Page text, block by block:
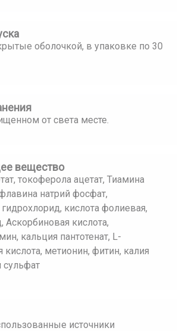
оболочкой, в упаковке по 30
от света месте.
вещество
токоферола ацетат, Тиамина
натрий фосфат,
кислота фолиевая,
Аскорбиновая кислота,
кальция пантотенат, L-
кислота, метионин, фитин, калия
источники